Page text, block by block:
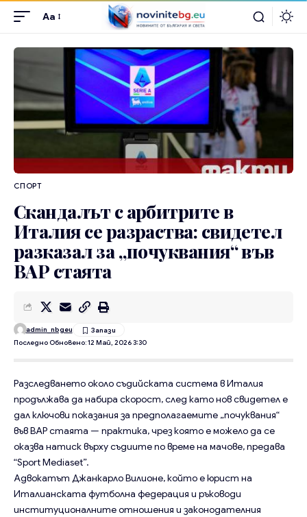
Aa
СПОРТ
Скандалът с арбитрите в
Италия се разраства: свидетел
разказал за „почуквания“ във
ВАР стаята
Последно Обновено: 12 Май, 2026 3:30
admin_nbgeu
Разследването около съдийската система в Италия
продължава да набира скорост, след като нов свидетел е
дал ключови показания за предполагаемите „почуквания“
във ВАР стаята — практика, чрез която е можело да се
оказва натиск върху съдиите по време на мачове, предава
“Sport Mediaset”.
Адвокатът Джанкарло Вилионе, който е юрист на
Италианската футболна федерация и ръководи
институционалните отношения и законодателния